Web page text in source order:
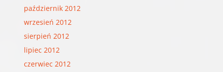
październik 2012
wrzesień 2012
sierpień 2012
lipiec 2012
czerwiec 2012